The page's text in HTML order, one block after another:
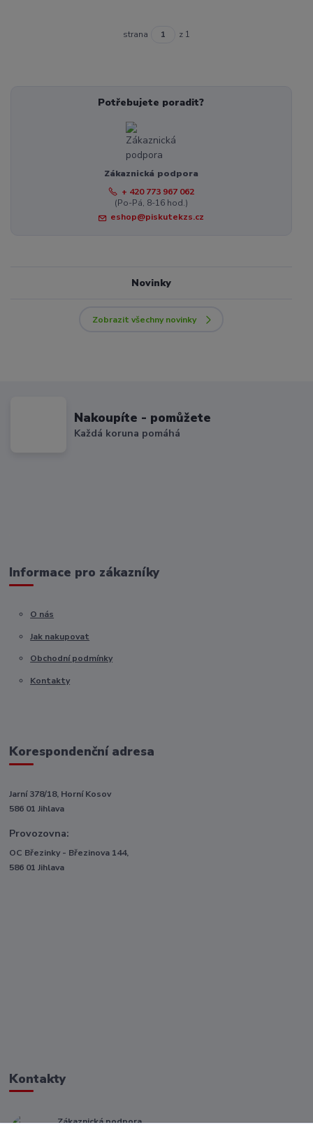
strana z 1
Potřebujete poradit?
Zákaznická podpora
+ 420 773 967 062
(Po-Pá, 8-16 hod.)
eshop@piskutekzs.cz
Novinky
Zobrazit všechny novinky
Nakoupíte - pomůžete
Každá koruna pomáhá
Informace pro zákazníky
O nás
Jak nakupovat
Obchodní podmínky
Kontakty
Korespondenční adresa
Jarní 378/18, Horní Kosov
586 01 Jihlava
Provozovna:
OC Březinky - Březinova 144,
586 01 Jihlava
Kontakty
Zákaznická podpora